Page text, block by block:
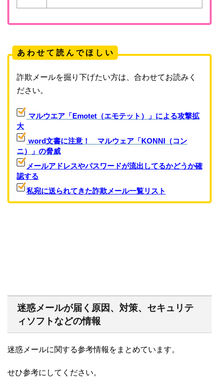
あ わ せ て 読 ん で ほ し い
詐欺メールを掘り下げたい方は、合わせてお読みく
ださい。
マルウエア「Emotet（エモテット）」による攻撃拡
大
word文書に注意！ マルウェア「KONNI（コン
ニ）」の脅威
メールアドレスやパスワードが流出してるかどうか確
認する
私宛に送られてきた詐欺メール一覧リスト
迷惑メールが届く原因、対策、セキュリテ
ィソフトなどの情報
迷惑メールに関する参考情報をまとめています。
せひ参考にしてください。